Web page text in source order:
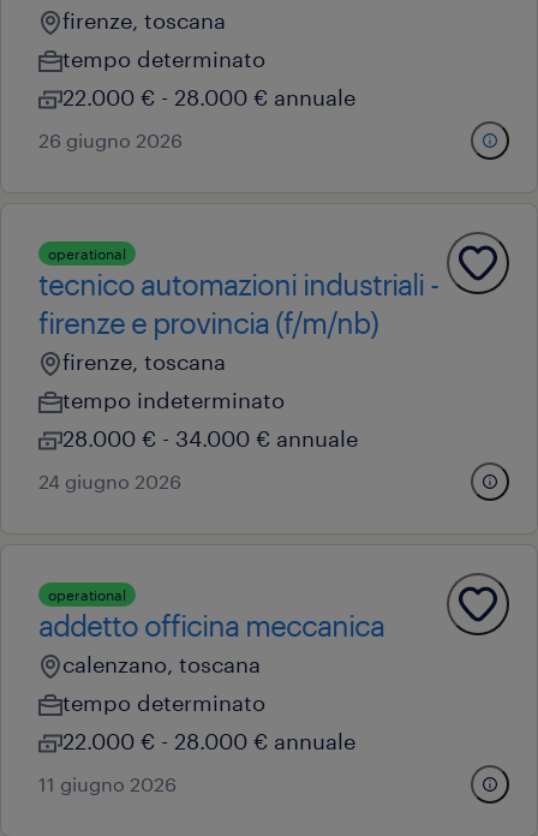
firenze, toscana
tempo determinato
22.000 € - 28.000 € annuale
26 giugno 2026
operational
tecnico automazioni industriali -
firenze e provincia (f/m/nb)
firenze, toscana
tempo indeterminato
28.000 € - 34.000 € annuale
24 giugno 2026
operational
addetto officina meccanica
calenzano, toscana
tempo determinato
22.000 € - 28.000 € annuale
11 giugno 2026